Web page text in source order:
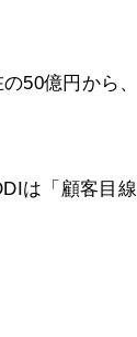
50億円から、
は「顧客目線